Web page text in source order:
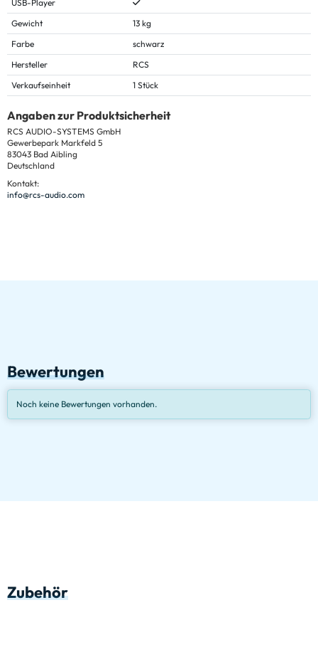
USB-Player
Gewicht
13 kg
Farbe
schwarz
Hersteller
RCS
Verkaufseinheit
1 Stück
Angaben zur Produktsicherheit
RCS AUDIO-SYSTEMS GmbH
Gewerbepark Markfeld 5
83043 Bad Aibling
Deutschland
Kontakt:
info@rcs-audio.com
Bewertungen
Noch keine Bewertungen vorhanden.
Zubehör